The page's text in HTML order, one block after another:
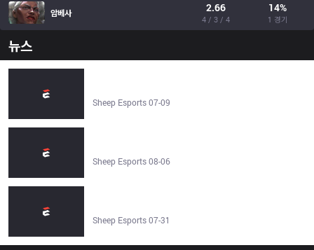
암베사 2.66
4 / 3 / 4
14%
1 경기
뉴스
Sheep Esports 07-09
Sheep Esports 08-06
Sheep Esports 07-31